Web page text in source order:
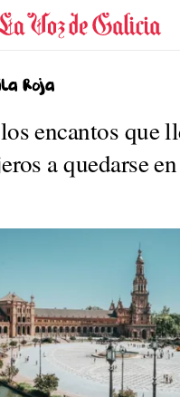
encantos que
a quedarse